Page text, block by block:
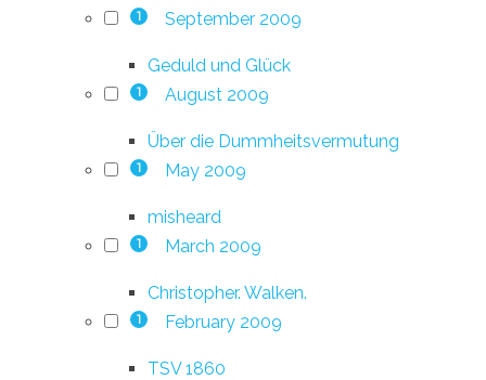
1 September 2009
Geduld und Glück
1 August 2009
Über die Dummheitsvermutung
1 May 2009
misheard
1 March 2009
Christopher. Walken.
1 February 2009
TSV 1860